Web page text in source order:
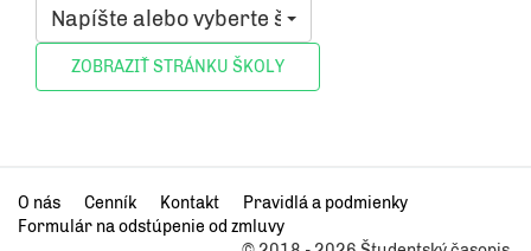
Napíšte alebo vyberte školu, ktorá vás zaujíma
O nás Cenník Kontakt
Pravidlá a podmienky
Formulár na odstúpenie od zmluvy